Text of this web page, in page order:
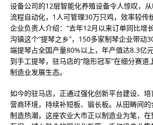
设备公司的12层智能化养殖设备令人惊叹，
流程自动化，1人可管理30万只鸡，效率较传
企业负责人介绍：“去年12月以来订单同比增
沟镇这个“提琴之乡”，150多家制琴企业带动
端提琴占全国产量80%以上，年产值达8.3亿
到手工提琴，驻马店的“隐形冠军”在细分赛道
制造业发展生态。
如今的驻马店，正通过强化创新平台建设、培
营商环境，持续补短板、锻长板。从田畴间
制造热潮，这座农业大市正以制造业为笔，